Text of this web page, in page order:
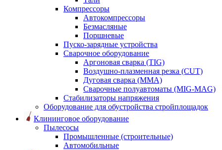
Компрессоры
Автокомпрессоры
Безмасляные
Поршневые
Пуско-зарядные устройства
Сварочное оборудование
Аргоновая сварка (TIG)
Воздушно-плазменная резка (CUT)
Дуговая сварка (ММА)
Сварочные полуавтоматы (MIG-MAG)
Стабилизаторы напряжения
Оборудование для обустройства стройплощадок
Клининговое оборудование
Пылесосы
Промышленные (строительные)
Автомобильные